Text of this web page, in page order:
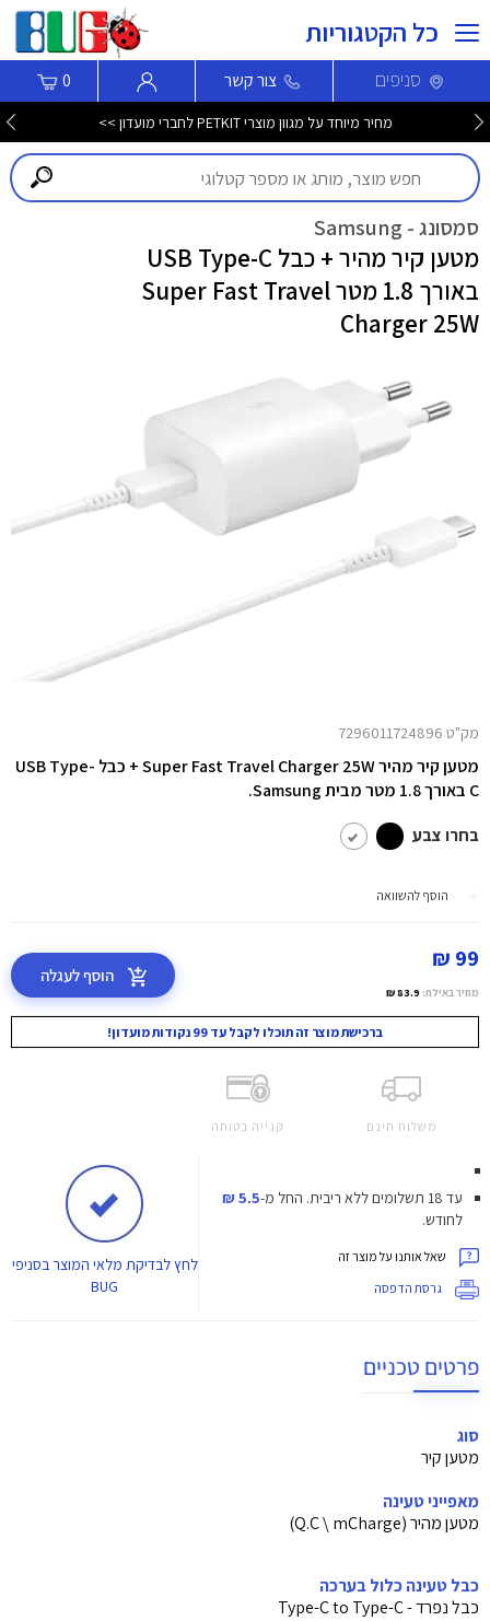
כל הקטגוריות
סניפים צור קשר 0
מחיר מיוחד על מגוון מוצרי PETKIT לחברי מועדון >>
סמסונג - Samsung
מטען קיר מהיר + כבל USB Type-C
באורך 1.8 מטר Super Fast Travel
Charger 25W
מק"ט 7296011724896
מטען קיר מהיר Super Fast Travel Charger 25W + כבל USB Type-
C באורך 1.8 מטר מבית Samsung.
בחרו צבע
הוסף להשוואה
99 ₪
מחיר באילת: 83.9 ₪
הוסף לעגלה
ברכישת מוצר זה תוכלו לקבל עד 99 נקודות מועדון!
משלוח חינם קנייה בטוחה
עד 18 תשלומים ללא ריבית. החל מ-5.5 ₪
לחודש.
שאל אותנו על מוצר זה
גרסת הדפסה
לחץלבדיקת מלאי המוצר בסניפי
BUG
פרטים טכניים
סוג
מטען קיר
מאפייני טעינה
מטען מהיר (Q.C \ mCharge)
כבל טעינה כלול בערכה
כבל נפרד - Type-C to Type-C